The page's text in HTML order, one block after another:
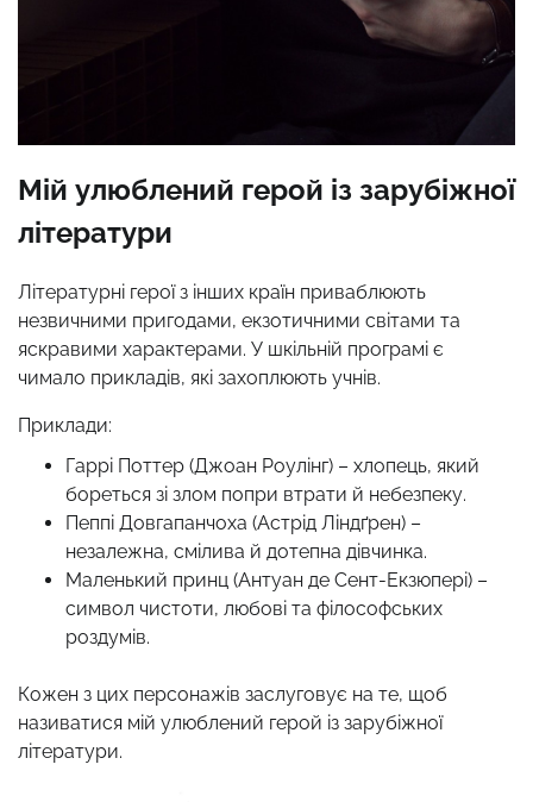
Мій улюблений герой із зарубіжної
літератури
Літературні герої з інших країн приваблюють
незвичними пригодами, екзотичними світами та
яскравими характерами. У шкільній програмі є
чимало прикладів, які захоплюють учнів.
Приклади:
Гаррі Поттер (Джоан Роулінг) – хлопець, який
бореться зі злом попри втрати й небезпеку.
Пеппі Довгапанчоха (Астрід Ліндґрен) –
незалежна, смілива й дотепна дівчинка.
Маленький принц (Антуан де Сент-Екзюпері) –
символ чистоти, любові та філософських
роздумів.
Кожен з цих персонажів заслуговує на те, щоб
називатися мій улюблений герой із зарубіжної
літератури.